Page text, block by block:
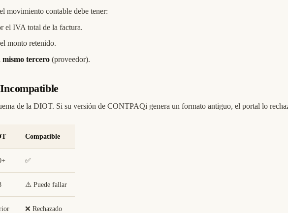
movimiento contable debe tener:
el IVA total de la factura.
monto retenido.
mismo tercero (proveedor).
de la DIOT. Si su versión de CONTPAQi genera un formato antiguo, el portal lo
Compatible
✅
⚠️ Puede fallar
❌ Rechazado